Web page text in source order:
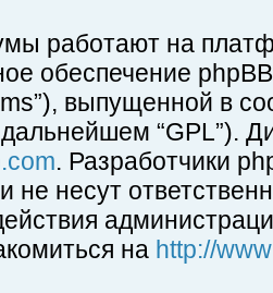
работают на
обеспечение
выпущенной в
дальнейшем “GPL”).
. Разработчики
не несут
на http://